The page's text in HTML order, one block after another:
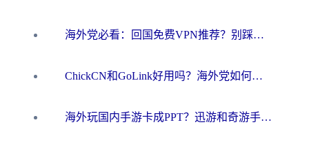
海外党必看：回国免费VPN推荐？别踩坑！教你选对加速器无缝刷国内资源
ChickCN和GoLink好用吗？海外党如何选对回国加速器
海外玩国内手游卡成PPT？迅游和奇游手游哪个好？一篇讲透回国加速器怎么选